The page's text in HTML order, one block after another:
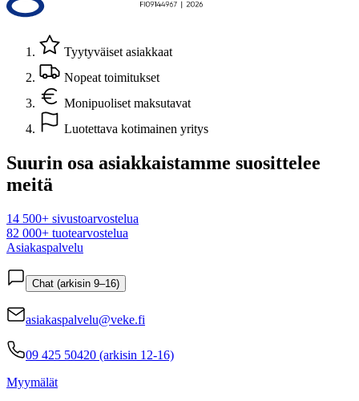
Tyytyväiset asiakkaat
Nopeat toimitukset
Monipuoliset maksutavat
Luotettava kotimainen yritys
Suurin osa asiakkaistamme suosittelee
meitä
14 500+ sivustoarvostelua
82 000+ tuotearvostelua
Asiakaspalvelu
Chat (arkisin 9–16)
asiakaspalvelu@veke.fi
09 425 50420 (arkisin 12-16)
Myymälät